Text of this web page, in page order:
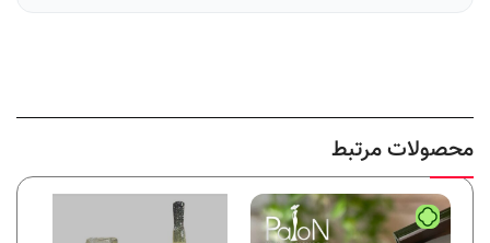
محصولات مرتبط